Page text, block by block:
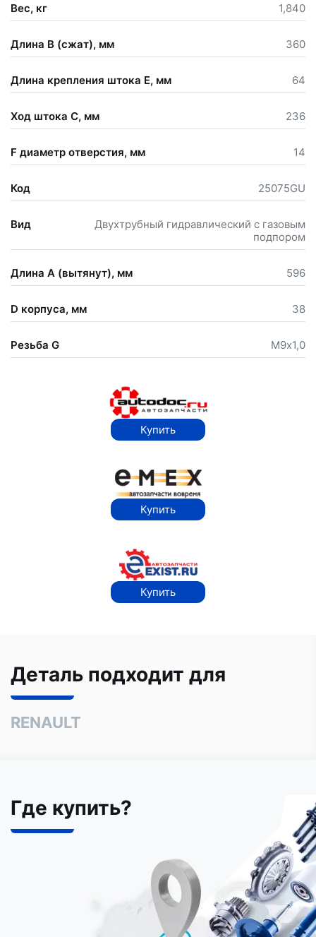
Вес, кг 1,840
Длина В (сжат), мм 360
Длина крепления штока Е, мм 64
Ход штока С, мм 236
F диаметр отверстия, мм 14
Код 25075GU
Вид
Двухтрубный гидравлический с газовым
подпором
Длина А (вытянут), мм 596
D корпуса, мм 38
Резьба G М9х1,0
Купить
Купить
Купить
Деталь подходит для
RENAULT
Где купить?